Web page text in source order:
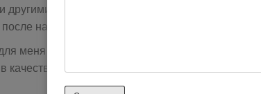
другими средствами не пользуюсь, многие
нанесения, я как то не замечала=(
меня важен запах, здесь он чуть заметный и
качестве увлажнения, тоже порекомендовала